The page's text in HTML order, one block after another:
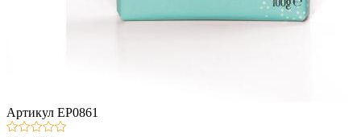
Артикул EP0861